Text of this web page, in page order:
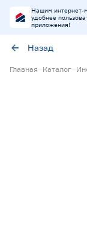
Нашим интернет-
удобнее
приложения!
Назад
Главная Каталог